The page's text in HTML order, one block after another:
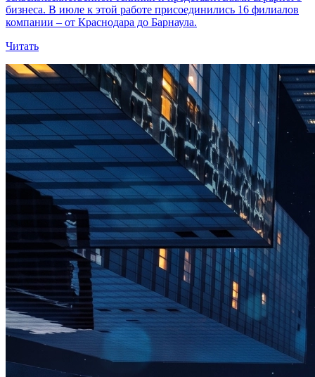
бизнеса. В июле к этой работе присоединились 16 филиалов
компании – от Краснодара до Барнаула.
Читать